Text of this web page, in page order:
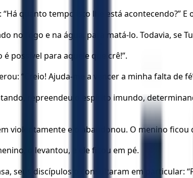
“Há quanto tempo isto lhe está acontecendo?”
no fogo e na água, para matá-lo. Todavia, se
é possível para aquele que crê!”.
“Creio! Ajuda-me a vencer a minha falta de
repreendeu o espírito imundo,
violentamente e o abandonou. O menino
o levantou, e ele ficou em pé.
seus discípulos o consultaram em particular: